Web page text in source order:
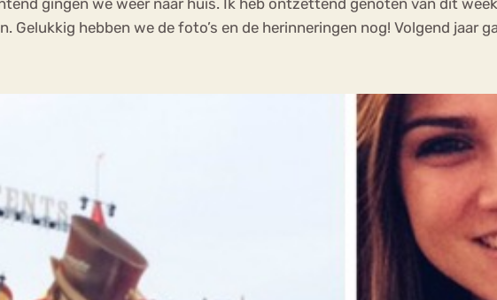
gingen we weer naar huis. Ik heb ontzettend genoten van dit
Gelukkig hebben we de foto’s en de herinneringen nog! Volgend jaar